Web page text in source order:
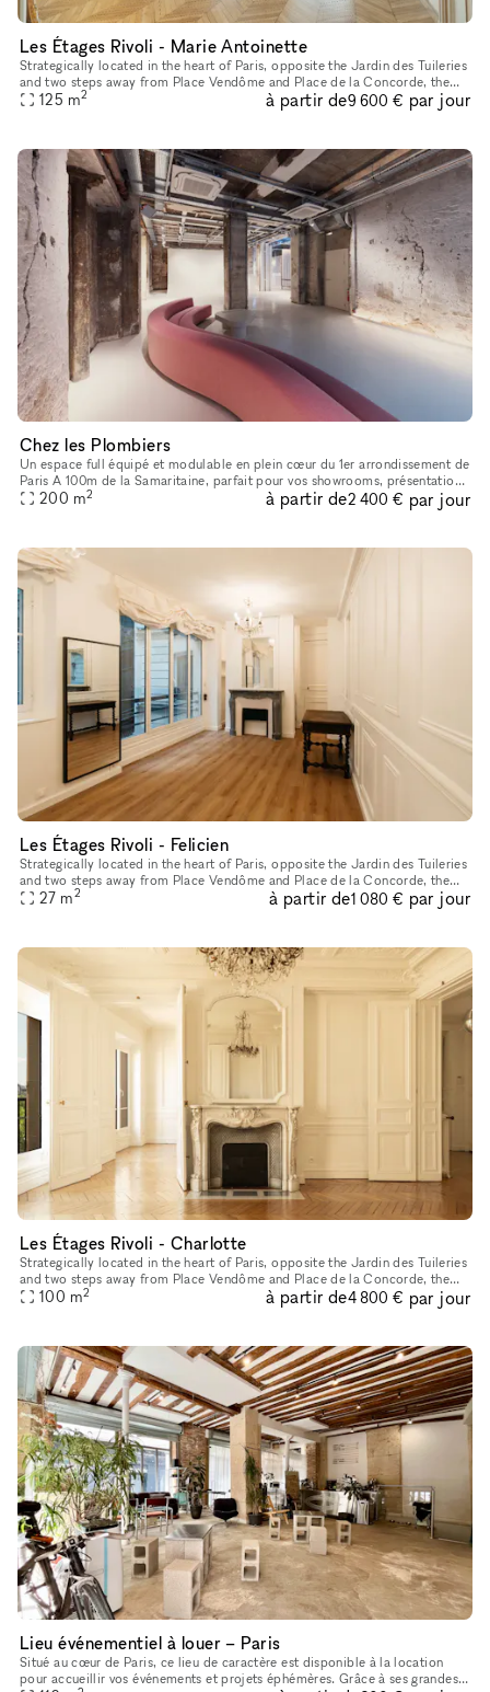
Les Étages Rivoli - Marie Antoinette
Strategically located in the heart of Paris, opposite the Jardin des Tuileries
and two steps away from Place Vendôme and Place de la Concorde, the
showroom boasts very high ceilings decorated with mo
125 m2 à partir de9 600 € par jour
Chez les Plombiers
Un espace full équipé et modulable en plein cœur du 1er arrondissement de
Paris A 100m de la Samaritaine, parfait pour vos showrooms, présentations
presse, pop-up, défilés, expositions ou tournages.
200 m2 à partir de2 400 € par jour
Les Étages Rivoli - Felicien
Strategically located in the heart of Paris, opposite the Jardin des Tuileries
and two steps away from Place Vendôme and Place de la Concorde, the
space features the charm of a cozy Parisian appartme
27 m2 à partir de1 080 € par jour
Les Étages Rivoli - Charlotte
Strategically located in the heart of Paris, opposite the Jardin des Tuileries
and two steps away from Place Vendôme and Place de la Concorde, the
showroom features the charm of a cozy Parisian appar
100 m2 à partir de4 800 € par jour
Lieu événementiel à louer – Paris
Situé au cœur de Paris, ce lieu de caractère est disponible à la location
pour accueillir vos événements et projets éphémères. Grâce à ses grandes